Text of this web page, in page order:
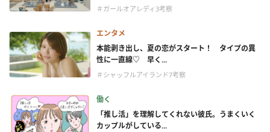
＃ガールオアレディ3考察
エンタメ
本能剥き出し、夏の恋がスタート！ タイプの異
性に一直線♡ 早く...
＃シャッフルアイランド7考察
働く
「推し活」を理解してくれない彼氏。うまくいく
カップルがしている...